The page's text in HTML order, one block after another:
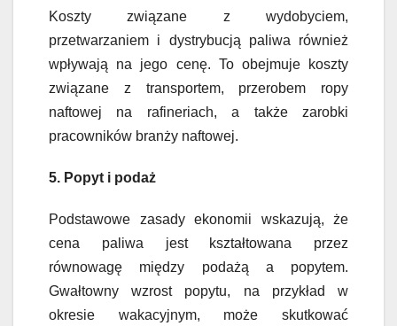
Koszty związane z wydobyciem,
przetwarzaniem i dystrybucją paliwa również
wpływają na jego cenę. To obejmuje koszty
związane z transportem, przerobem ropy
naftowej na rafineriach, a także zarobki
pracowników branży naftowej.
5. Popyt i podaż
Podstawowe zasady ekonomii wskazują, że
cena paliwa jest kształtowana przez
równowagę między podażą a popytem.
Gwałtowny wzrost popytu, na przykład w
okresie wakacyjnym, może skutkować